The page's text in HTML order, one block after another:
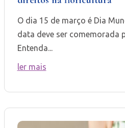
O dia 15 de março é Dia
data deve ser comemorada
Entenda...
ler mais